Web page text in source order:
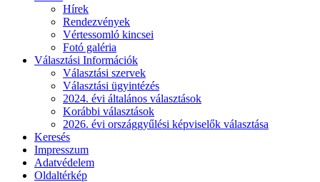
Hírek
Rendezvények
Vértessomló kincsei
Fotó galéria
Választási Információk
Választási szervek
Választási ügyintézés
2024. évi általános választások
Korábbi választások
2026. évi országgyűlési képviselők választása
Keresés
Impresszum
Adatvédelem
Oldaltérkép